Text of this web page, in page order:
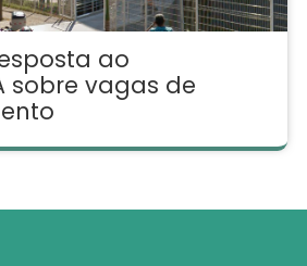
ao
sobre vagas de